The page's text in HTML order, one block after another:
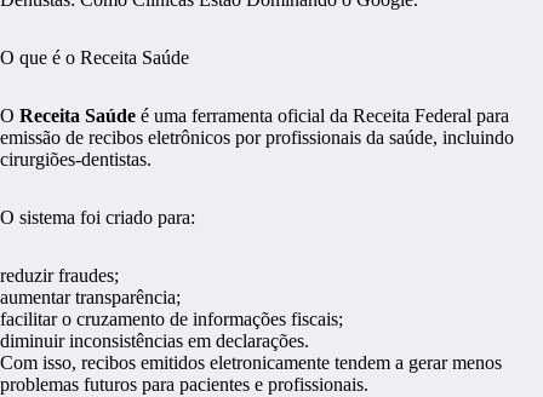
O que é o Receita Saúde
O Receita Saúde é uma ferramenta oficial da Receita Federal para
emissão de recibos eletrônicos por profissionais da saúde, incluindo
cirurgiões-dentistas.
O sistema foi criado para:
reduzir fraudes;
aumentar transparência;
facilitar o cruzamento de informações fiscais;
diminuir inconsistências em declarações.
Com isso, recibos emitidos eletronicamente tendem a gerar menos
problemas futuros para pacientes e profissionais.